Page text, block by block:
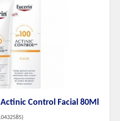
Control Facial 80Ml
)